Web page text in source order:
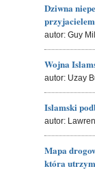
Dziwna
autor: Guy
Wojna
autor: Uzay
Islamski
autor:
Mapa
która